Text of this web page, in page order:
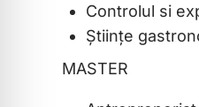
Controlul si
Științe
MASTER